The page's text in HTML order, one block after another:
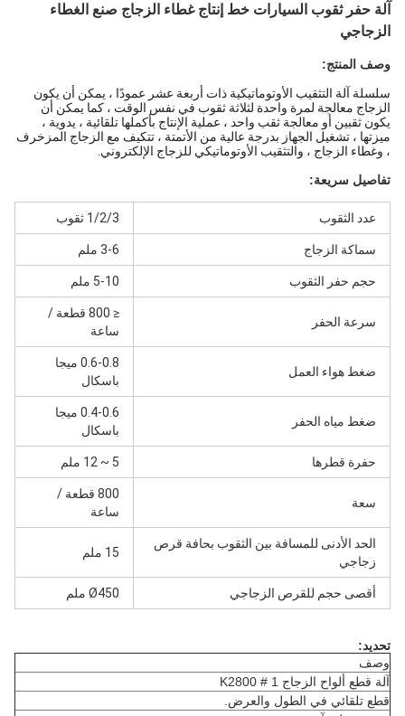
آلة حفر ثقوب السيارات خط إنتاج غطاء الزجاج صنع الغطاء
الزجاجي
وصف المنتج:
سلسلة آلة التثقيب الأوتوماتيكية ذات أربعة عشر عمودًا ، يمكن أن يكون
الزجاج معالجة لمرة واحدة لثلاثة ثقوب في نفس الوقت ، كما يمكن أن
يكون ثقبين أو معالجة ثقب واحد ، عملية الإنتاج بأكملها تلقائية ، يدوية ،
ميزتها ، تشغيل الجهاز بدرجة عالية من الأتمتة ، تتكيف مع الزجاج المزخرف
، وغطاء الزجاج ، والتثقيب الأوتوماتيكي للزجاج الإلكتروني.
تفاصيل سريعة:
عدد الثقوب 1/2/3 ثقوب
سماكة الزجاج 3-6 ملم
حجم حفر الثقوب 5-10 ملم
سرعة الحفر
≤ 800 قطعة /
ساعة
ضغط هواء العمل
0.6-0.8 ميجا
باسكال
ضغط مياه الحفر
0.4-0.6 ميجا
باسكال
حفرة قطرها
سعة
800 قطعة /
ساعة
الحد الأدنى للمسافة بين الثقوب بحافة قرص
زجاجي
15 ملم
أقصى حجم للقرص الزجاجي Ø450 ملم
تحديد:
وصف
آلة قطع ألواح الزجاج K2800 # 1
قطع تلقائي في الطول والعرض.